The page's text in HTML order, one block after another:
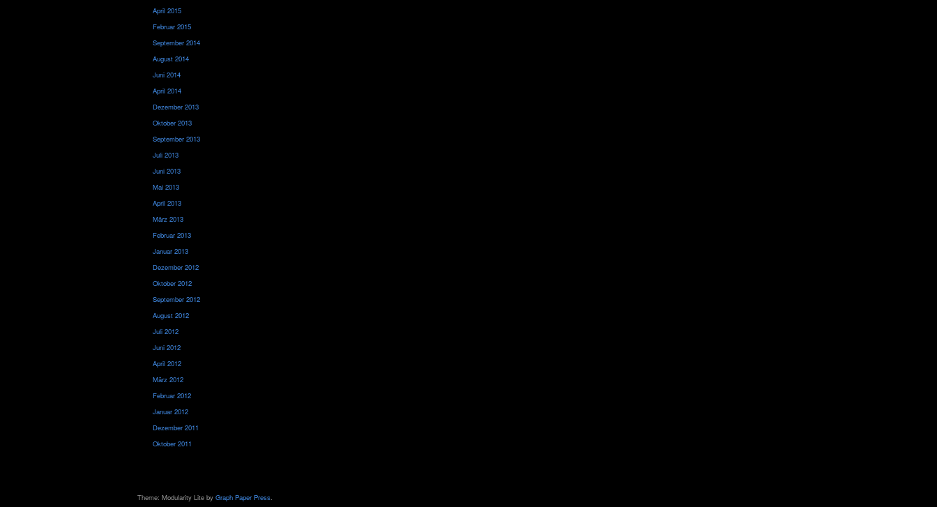
April 2015
Februar 2015
September 2014
August 2014
Juni 2014
April 2014
Dezember 2013
Oktober 2013
September 2013
Juli 2013
Juni 2013
Mai 2013
April 2013
März 2013
Februar 2013
Januar 2013
Dezember 2012
Oktober 2012
September 2012
August 2012
Juli 2012
Juni 2012
April 2012
März 2012
Februar 2012
Januar 2012
Dezember 2011
Oktober 2011
Theme: Modularity Lite by Graph Paper Press.